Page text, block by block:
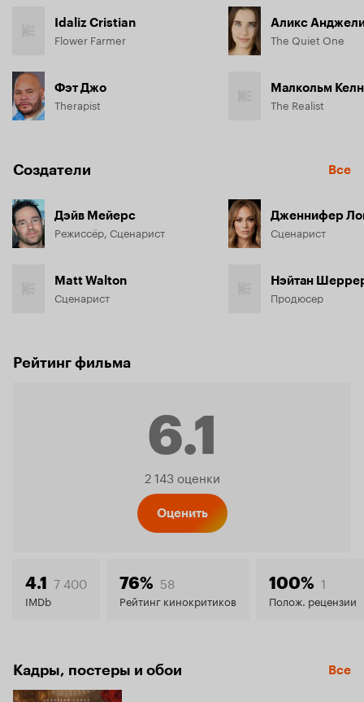
Idaliz Cristian
Flower Farmer
Фэт Джо
Therapist
Аликс
The Quiet One
Малкольм
The Realist
Создатели Все
Дэйв Мейерс
Режиссёр, Сценарист
Matt Walton
Сценарист
Дженнифер
Сценарист
Нэйтан
Продюсер
Рейтинг фильма
6.1
Рейтинг
6.1
2 143 оценки
Оценить
4.1 7 400
IMDb
76% 58
Рейтинг кинокритиков
100% 1
Полож. рецензии
Кадры, постеры и обои Все